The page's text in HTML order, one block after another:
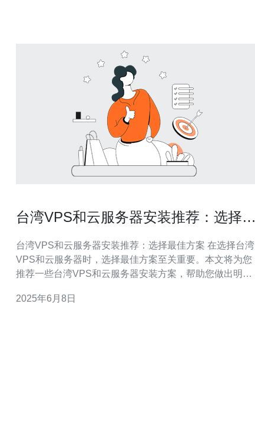
台湾VPS和云服务器安装推荐：选择最
台湾VPS和云服务器安装推荐：选择最佳方案 在选择台湾
VPS和云服务器时，选择最佳方案至关重要。本文将为您
推荐一些台湾VPS和云服务器安装方案，帮助您做出明智
台湾VPS是一个不错的选择。以下是一些值得推荐的台湾
2025年6月8日